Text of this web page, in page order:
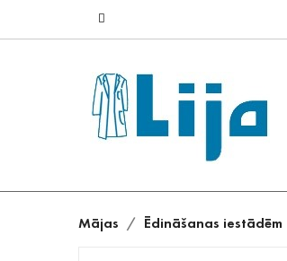
Mājas Ēdināšanas iestādēm